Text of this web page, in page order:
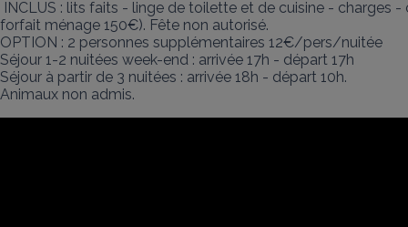
forfait ménage 150€). Fête non autorisé.
OPTION : 2 personnes supplémentaires 12€/pers/nuitée
Séjour 1-2 nuitées week-end : arrivée 17h - départ 17h
Séjour à partir de 3 nuitées : arrivée 18h - départ 10h.
Animaux non admis.